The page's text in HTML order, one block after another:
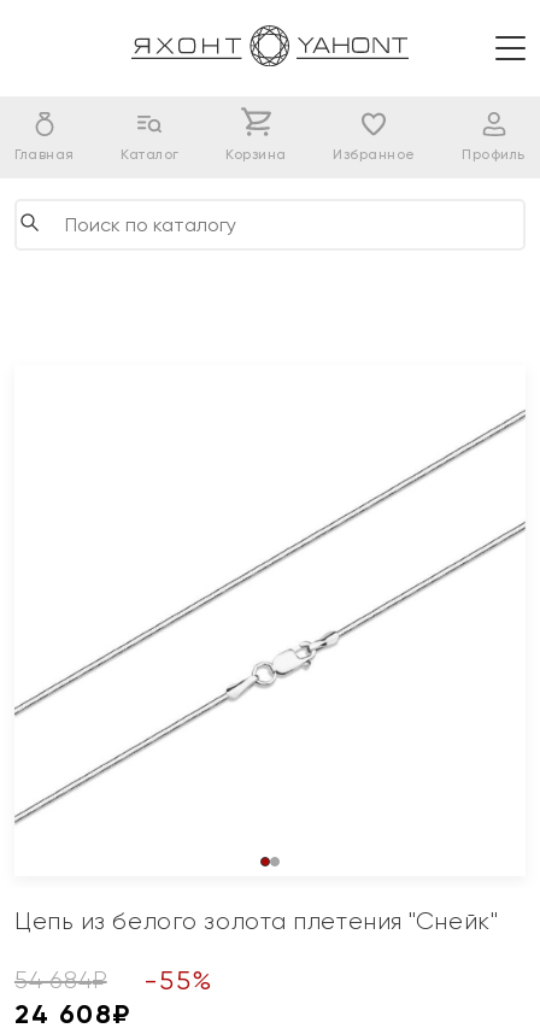
Главная Каталог Корзина Избранное Профиль
Цепь из белого золота плетения "Снейк"
54 684₽ -55%
24 608₽